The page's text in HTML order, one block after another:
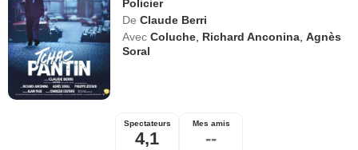
Policier
De Claude Berri
Avec Coluche Richard Anconina ,Agnès
Soral
Spectateurs
4,1
Mes amis
--